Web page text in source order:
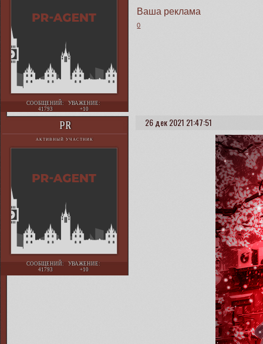
СООБЩЕНИЙ:
41793
УВАЖЕНИЕ:
+10
Ваша реклама
0
26 дек 2021 21:47:51
PR
АКТИВНЫЙ УЧАСТНИК
СООБЩЕНИЙ:
41793
УВАЖЕНИЕ:
+10